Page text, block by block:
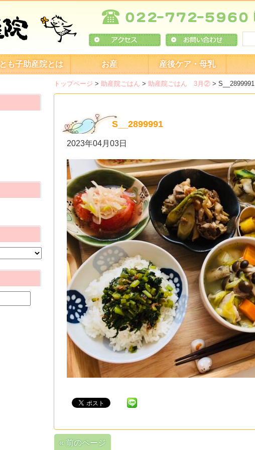
とも子助産院とは お産 産後ケア・母乳
トップページ > 助産院ごはん > 助産院ごはん 3月② > S__2899991
S__2899991
2023年04月03日
« 前のページ